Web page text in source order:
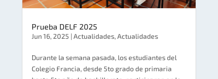
Prueba DELF 2025
Jun 16, 2025 |Actualidades,Actualidades
Durante la semana pasada, los estudiantes del
Colegio Francia, desde 5to grado de primaria